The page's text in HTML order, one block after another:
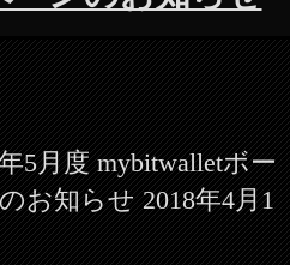
5月度 mybitwalletボー
お知らせ 2018年4月1